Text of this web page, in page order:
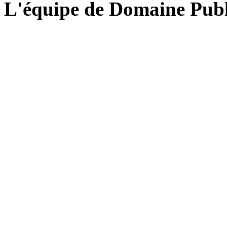
L'équipe de Domaine